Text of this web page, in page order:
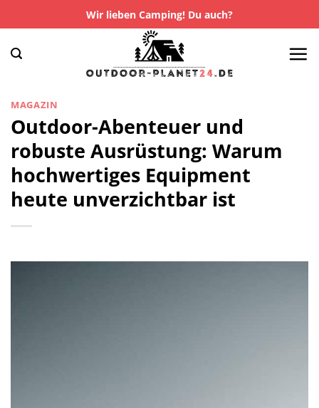
Inhalt
springen
Wir lieben Camping! Du auch?
MAGAZIN
Outdoor-Abenteuer und
robuste Ausrüstung: Warum
hochwertiges Equipment
heute unverzichtbar ist